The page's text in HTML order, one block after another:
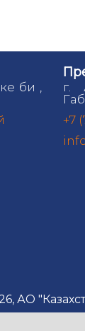
би ,
г.
+7
АО